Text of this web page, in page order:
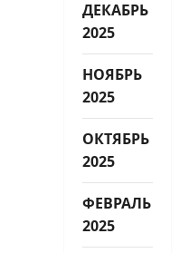
ДЕКАБРЬ
2025
НОЯБРЬ
2025
ОКТЯБРЬ
2025
ФЕВРАЛЬ
2025